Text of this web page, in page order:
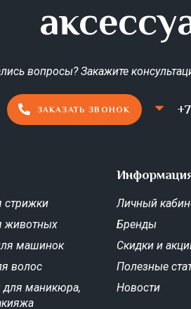
вопросы? Закажите
ЗАКАЗАТЬ ЗВОНОК
животных
машинок
волос
для маникюра,
Личный
Бренды
Скидки и
Полезные
Новости